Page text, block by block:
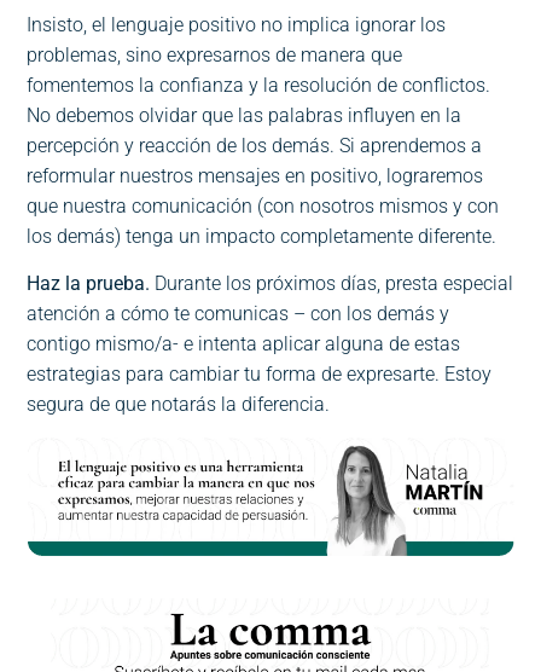
Insisto, el lenguaje positivo no implica ignorar los
problemas, sino expresarnos de manera que
fomentemos la confianza y la resolución de conflictos.
No debemos olvidar que las palabras influyen en la
percepción y reacción de los demás. Si aprendemos a
reformular nuestros mensajes en positivo, lograremos
que nuestra comunicación (con nosotros mismos y con
los demás) tenga un impacto completamente diferente.
Haz la prueba. Durante los próximos días, presta especial
atención a cómo te comunicas – con los demás y
contigo mismo/a- e intenta aplicar alguna de estas
estrategias para cambiar tu forma de expresarte. Estoy
segura de que notarás la diferencia.